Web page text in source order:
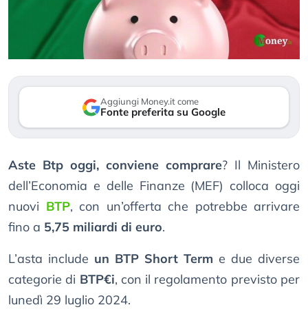
Aggiungi Money.it come
Fonte preferita su Google
Aste Btp oggi, conviene comprare? Il Ministero
dell’Economia e delle Finanze (MEF) colloca oggi
nuovi BTP, con un’offerta che potrebbe arrivare
fino a 5,75 miliardi di euro.
L’asta include un BTP Short Term e due diverse
categorie di BTP€i, con il regolamento previsto per
lunedì 29 luglio 2024.